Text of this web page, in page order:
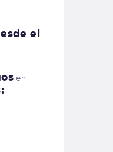
el
en